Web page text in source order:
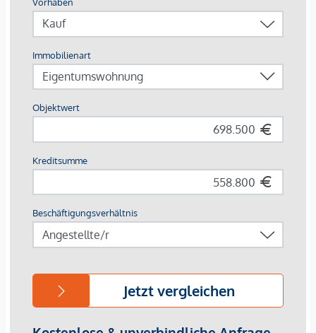
Der Vermittler ist als Doppelmakler tätig.
Infrastruktur / Entfernungen
Gesundheit
Arzt <250m
Apotheke <250m
Klinik <1.000m
Krankenhaus <1.250m
Kinder & Schulen
Schule <750m
Kindergarten <250m
Universität <2.000m
Nahversorgung